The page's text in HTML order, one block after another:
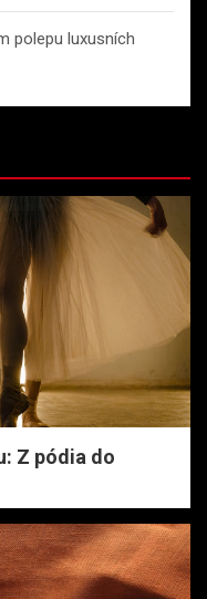
polepu luxusních
Z pódia do